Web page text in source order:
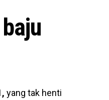
yang tak henti